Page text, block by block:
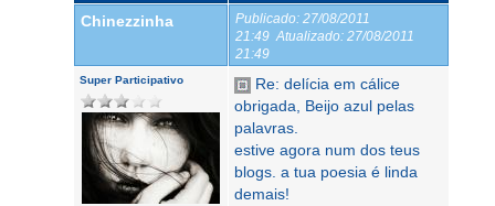
Chinezzinha Publicado: 27/08/2011
21:49 Atualizado: 27/08/2011
21:49
Super Participativo
Re: delícia em cálice
obrigada, Beijo azul pelas
palavras.
estive agora num dos teus
blogs. a tua poesia é linda
demais!